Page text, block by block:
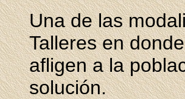
Una de las
Talleres en
afligen a la
solución.